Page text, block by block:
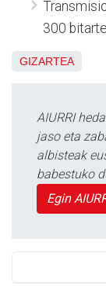
300
GIZARTEA
AIURRI
jaso eta
albisteak
babestuko
Egin